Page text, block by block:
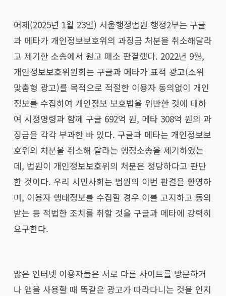
어제(2025년 1월 23일) 서울행정법원 행정2부는 구글
과 메타가 개인정보보호위의 과징금 처분을 취소해달라
고 제기한 소송에서 원고 패소 판결했다. 2022년 9월,
개인정보보호위원회는 구글과 메타가 표적 광고(소위
맞춤형 광고)를 목적으로 적절한 이용자 동의없이 개인
정보를 수집하여 개인정보 보호법을 위반한 것에 대하
여 시정명령과 함께 구글 692억 원, 메타 308억 원의 과
징금을 각각 부과한 바 있다. 구글과 메타는 개인정보보
호위의 처분을 취소해 달라는 행정소송을 제기하였는
데, 법원이 개인정보보호위의 처분은 정당하다고 판단
한 것이다. 우리 시민사회는 법원의 이번 판결을 환영하
며, 이용자 행태정보를 수집할 경우 이를 고지하고 동의
받는 등 적법한 조치를 취할 것을 구글과 메타에 강력히
요구한다.
많은 인터넷 이용자들은 서로 다른 사이트를 방문하거
나 앱을 사용할 때 똑같은 광고가 따라다니는 것을 인지